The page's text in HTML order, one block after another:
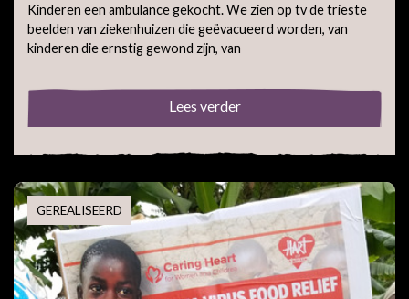
Kinderen een ambulance gekocht. We zien op tv de trieste
beelden van ziekenhuizen die geëvacueerd worden, van
kinderen die ernstig gewond zijn, van
Lees verder
GEREALISEERD